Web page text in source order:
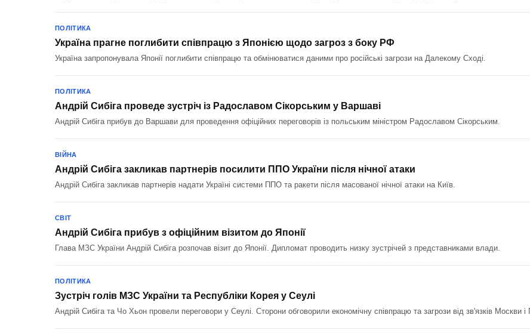
ПОЛІТИКА
Україна прагне поглибити співпрацю з Японією щодо загроз з боку РФ
Україна запропонувала Японії поглибити співпрацю та обмінюватися даними про російські загрози на Далекому Сході.
ПОЛІТИКА
Андрій Сибіга проведе зустріч із Радославом Сікорським у Варшаві
Андрій Сибіга прибув до Варшави для проведення офіційних переговорів із польським міністром Радославом Сікорським.
ВІЙНА
Андрій Сибіга закликав партнерів посилити ППО України після нічної атаки
Андрій Сибіга закликав партнерів надати Україні системи ППО та ракети після масованої нічної атаки на Київ.
СВІТ
Андрій Сибіга прибув з офіційним візитом до Японії
Глава МЗС України Андрій Сибіга розпочав візит до Японії. Дипломат проводить низку зустрічей з представниками влади.
ПОЛІТИКА
Зустріч голів МЗС України та Республіки Корея у Сеулі
Андрій Сибіга та Чо Хьон провели переговори у Сеулі. Сторони обговорили економічну співпрацю та загрози від зв'язків Москви і